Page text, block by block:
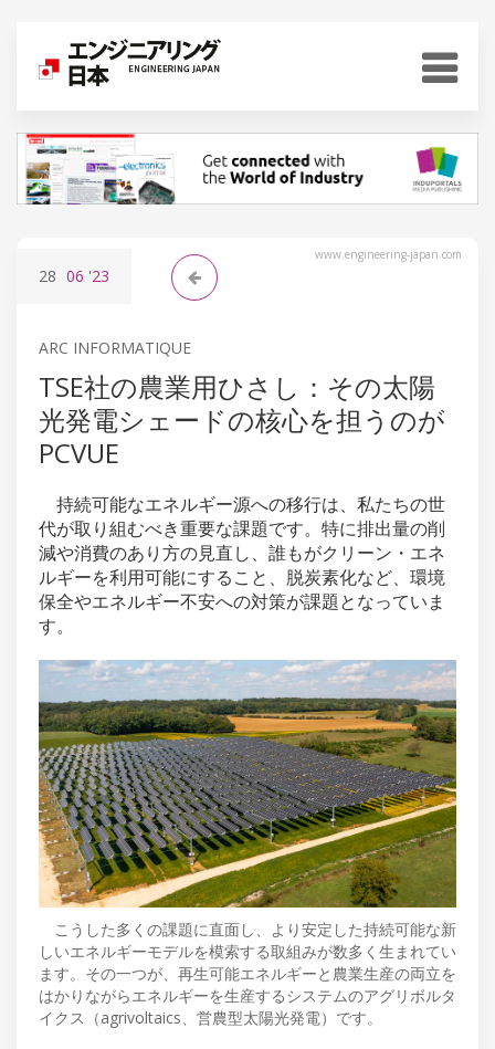
www.engineering-japan.com
28 06 '23
ARC INFORMATIQUE
TSE社の農業用ひさし：その太陽
光発電シェードの核心を担うのが
PCVUE
持続可能なエネルギー源への移行は、私たちの世
代が取り組むべき重要な課題です。特に排出量の削
減や消費のあり方の見直し、誰もがクリーン・エネ
ルギーを利用可能にすること、脱炭素化など、環境
保全やエネルギー不安への対策が課題となっていま
す。
こうした多くの課題に直面し、より安定した持続可能な新
しいエネルギーモデルを模索する取組みが数多く生まれてい
ます。その一つが、再生可能エネルギーと農業生産の両立を
はかりながらエネルギーを生産するシステムのアグリボルタ
イクス（agrivoltaics、営農型太陽光発電）です。